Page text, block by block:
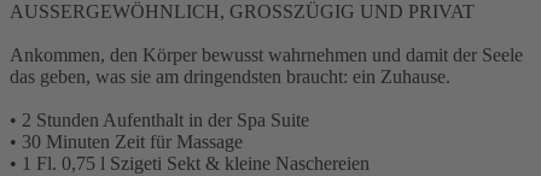
AUSSERGEWÖHNLICH, GROSSZÜGIG UND PRIVAT
Ankommen, den Körper bewusst wahrnehmen und damit der Seele
das geben, was sie am dringendsten braucht: ein Zuhause.
• 2 Stunden Aufenthalt in der Spa Suite
• 30 Minuten Zeit für Massage
• 1 Fl. 0,75 l Szigeti Sekt & kleine Naschereien